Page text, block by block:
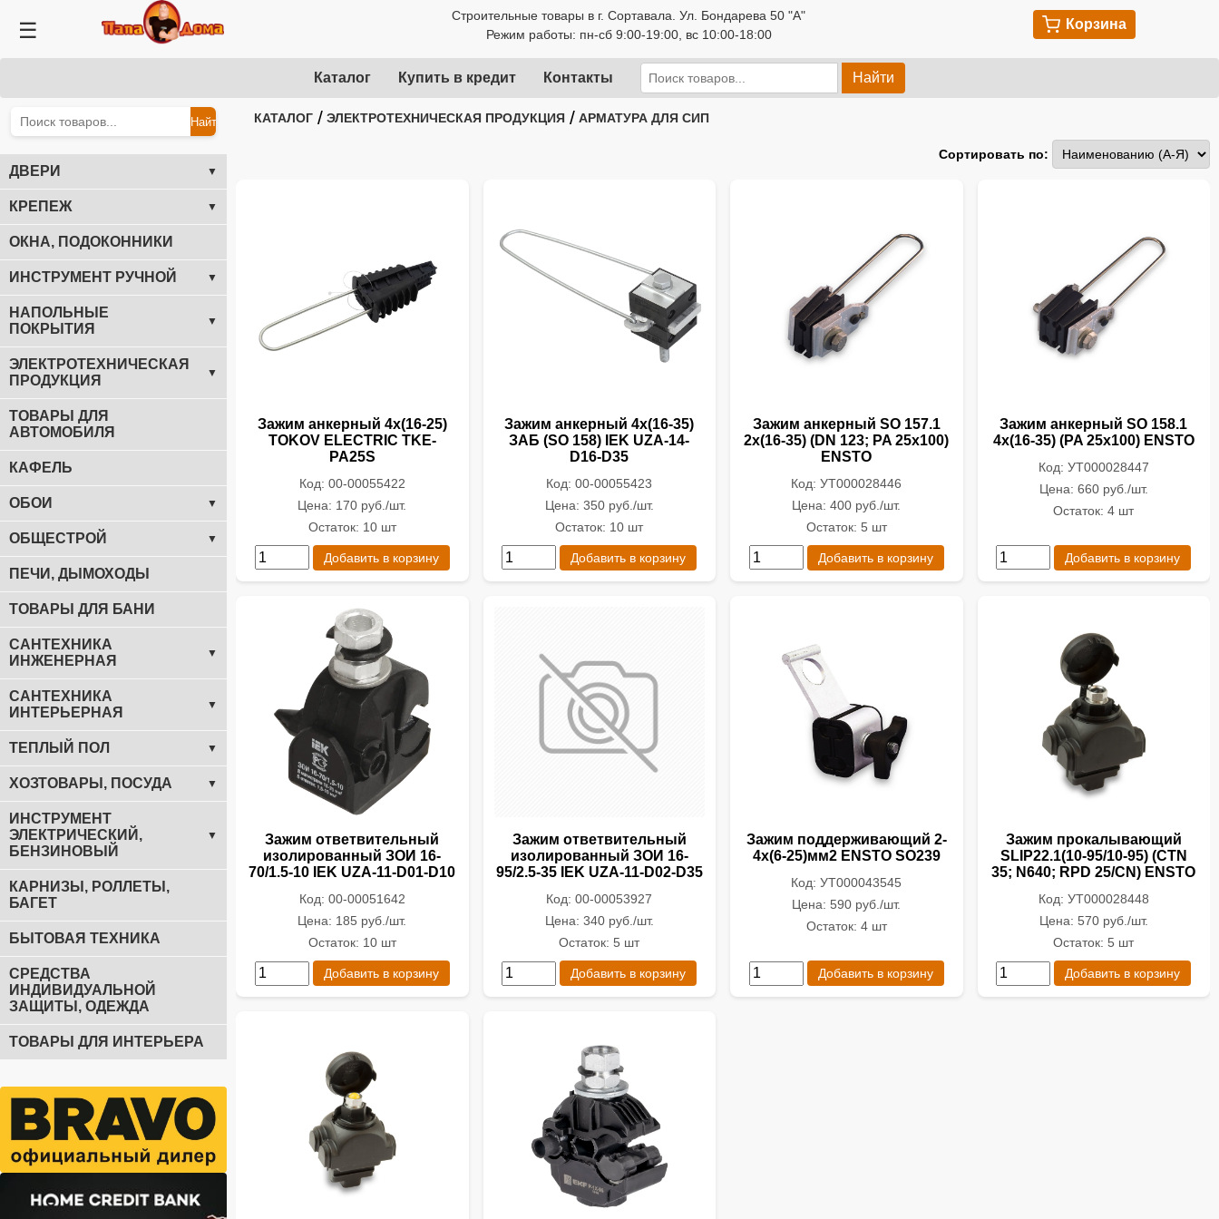
☰
Строительные товары в г. Сортавала. Ул. Бондарева 50 "А"
Режим работы: пн-сб 9:00-19:00, вс 10:00-18:00
Корзина
Каталог Купить в кредит Контакты Найти
Найти
ДВЕРИ ▼
КРЕПЕЖ ▼
ОКНА, ПОДОКОННИКИ
ИНСТРУМЕНТ РУЧНОЙ ▼
НАПОЛЬНЫЕ
ПОКРЫТИЯ
▼
ЭЛЕКТРОТЕХНИЧЕСКАЯ
ПРОДУКЦИЯ
▼
ТОВАРЫ ДЛЯ
АВТОМОБИЛЯ
КАФЕЛЬ
ОБОИ ▼
ОБЩЕСТРОЙ ▼
ПЕЧИ, ДЫМОХОДЫ
ТОВАРЫ ДЛЯ БАНИ
САНТЕХНИКА
ИНЖЕНЕРНАЯ
▼
САНТЕХНИКА
ИНТЕРЬЕРНАЯ
▼
ТЕПЛЫЙ ПОЛ ▼
ХОЗТОВАРЫ, ПОСУДА ▼
ИНСТРУМЕНТ
ЭЛЕКТРИЧЕСКИЙ,
БЕНЗИНОВЫЙ
▼
КАРНИЗЫ, РОЛЛЕТЫ,
БАГЕТ
БЫТОВАЯ ТЕХНИКА
СРЕДСТВА
ИНДИВИДУАЛЬНОЙ
ЗАЩИТЫ, ОДЕЖДА
ТОВАРЫ ДЛЯ ИНТЕРЬЕРА
КАТАЛОГ / ЭЛЕКТРОТЕХНИЧЕСКАЯ ПРОДУКЦИЯ / АРМАТУРА ДЛЯ СИП
Сортировать по:
Зажим анкерный 4х(16-25)
TOKOV ELECTRIC TKE-
PA25S
Код: 00-00055422
Цена: 170 руб./шт.
Остаток: 10 шт
Добавить в корзину
Зажим анкерный 4х(16-35)
ЗАБ (SO 158) IEK UZA-14-
D16-D35
Код: 00-00055423
Цена: 350 руб./шт.
Остаток: 10 шт
Добавить в корзину
Зажим анкерный SO 157.1
2х(16-35) (DN 123; PA 25х100)
ENSTO
Код: УТ000028446
Цена: 400 руб./шт.
Остаток: 5 шт
Добавить в корзину
Зажим анкерный SO 158.1
4х(16-35) (PA 25х100) ENSTO
Код: УТ000028447
Цена: 660 руб./шт.
Остаток: 4 шт
Добавить в корзину
Зажим ответвительный
изолированный ЗОИ 16-
70/1.5-10 IEK UZA-11-D01-D10
Код: 00-00051642
Цена: 185 руб./шт.
Остаток: 10 шт
Добавить в корзину
Зажим ответвительный
изолированный ЗОИ 16-
95/2.5-35 IEK UZA-11-D02-D35
Код: 00-00053927
Цена: 340 руб./шт.
Остаток: 5 шт
Добавить в корзину
Зажим поддерживающий 2-
4x(6-25)мм2 ENSTO SO239
Код: УТ000043545
Цена: 590 руб./шт.
Остаток: 4 шт
Добавить в корзину
Зажим прокалывающий
SLIP22.1(10-95/10-95) (CTN
35; N640; RPD 25/CN) ENSTO
Код: УТ000028448
Цена: 570 руб./шт.
Остаток: 5 шт
Добавить в корзину